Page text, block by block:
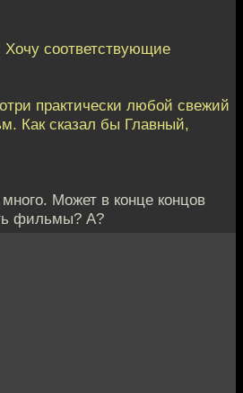
соответствующие
практически любой свежий
Как сказал бы Главный,
Может в конце концов
фильмы? А?